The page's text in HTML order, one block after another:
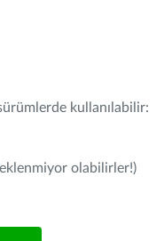
kullanılabilir:
olabilirler!)